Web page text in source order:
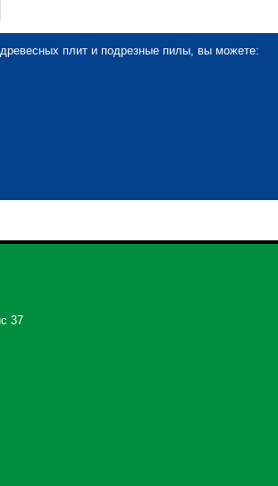
плит и подрезные пилы, вы можете:
37